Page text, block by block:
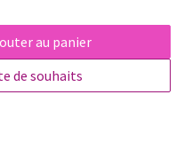
au panier
de souhaits